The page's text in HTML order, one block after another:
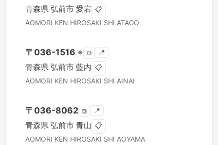
青森県 弘前市 愛宕 📋
AOMORI KEN HIROSAKI SHI ATAGO
〒 036-1516 ※ ⧉ 📍
青森県 弘前市 藍内 📋
AOMORI KEN HIROSAKI SHI AINAI
〒 036-8062 ⧉ 📍
青森県 弘前市 青山 📋
AOMORI KEN HIROSAKI SHI AOYAMA